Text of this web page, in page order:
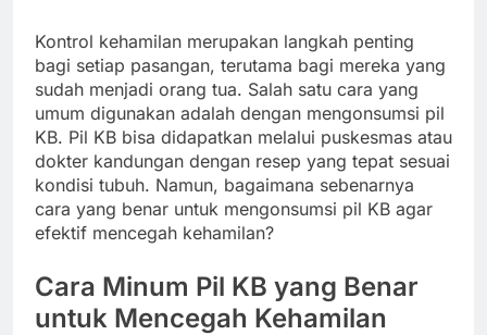
Kontrol kehamilan merupakan langkah penting
bagi setiap pasangan, terutama bagi mereka yang
sudah menjadi orang tua. Salah satu cara yang
umum digunakan adalah dengan mengonsumsi pil
KB. Pil KB bisa didapatkan melalui puskesmas atau
dokter kandungan dengan resep yang tepat sesuai
kondisi tubuh. Namun, bagaimana sebenarnya
cara yang benar untuk mengonsumsi pil KB agar
efektif mencegah kehamilan?
Cara Minum Pil KB yang Benar
untuk Mencegah Kehamilan